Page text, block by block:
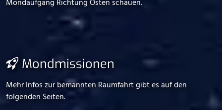
Mondaufgang Richtung Osten schauen.
Mondmissionen
Mehr Infos zur bemannten Raumfahrt gibt es auf den
folgenden Seiten.